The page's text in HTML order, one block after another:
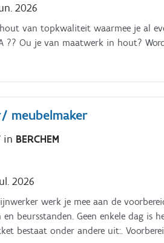
2026
van topkwaliteit waarmee je al
?? Ou je van maatwerk in hout?
meubelmaker
in BERCHEM
2026
werk je mee aan de
beursstanden. Geen enkele dag is
bestaat onder andere uit:.